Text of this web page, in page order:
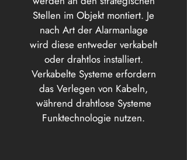
Stellen im Objekt montiert. Je
nach Art der Alarmanlage
wird diese entweder verkabelt
oder drahtlos installiert.
Verkabelte Systeme erfordern
das Verlegen von Kabeln,
während drahtlose Systeme
Funktechnologie nutzen.